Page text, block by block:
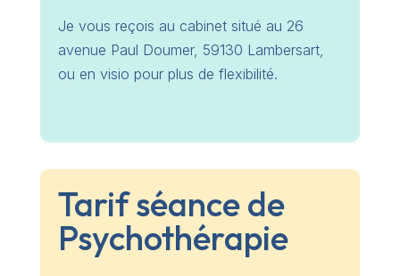
Je vous reçois au cabinet situé au 26
avenue Paul Doumer, 59130 Lambersart,
ou en visio pour plus de flexibilité.
Tarif séance de
Psychothérapie